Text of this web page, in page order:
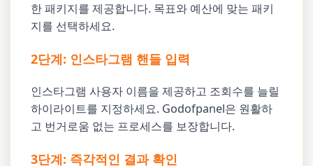
한 패키지를 제공합니다. 목표와 예산에 맞는 패키
지를 선택하세요.
2단계: 인스타그램 핸들 입력
인스타그램 사용자 이름을 제공하고 조회수를 늘릴
하이라이트를 지정하세요. Godofpanel은 원활하
고 번거로움 없는 프로세스를 보장합니다.
3단계: 즉각적인 결과 확인